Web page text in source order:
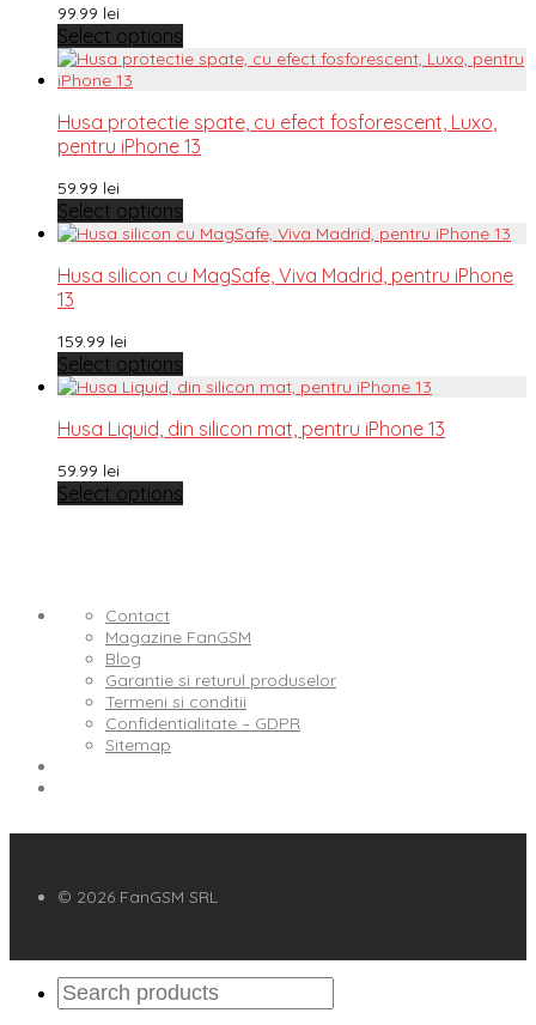
99.99 lei
Select options
Husa protectie spate, cu efect fosforescent, Luxo,
pentru iPhone 13
59.99 lei
Select options
Husa silicon cu MagSafe, Viva Madrid, pentru iPhone
13
159.99 lei
Select options
Husa Liquid, din silicon mat, pentru iPhone 13
59.99 lei
Select options
Contact
Magazine FanGSM
Blog
Garantie si returul produselor
Termeni si conditii
Confidentialitate – GDPR
Sitemap
© 2026 FanGSM SRL